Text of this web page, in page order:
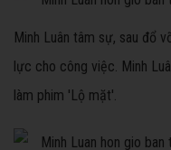
Minh Luân tâm sự, sau đổ
lực cho công việc. Minh
làm phim 'Lộ mặt'.